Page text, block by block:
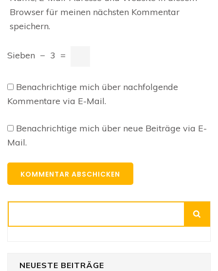
Browser für meinen nächsten Kommentar
speichern.
Sieben − 3 =
Benachrichtige mich über nachfolgende
Kommentare via E-Mail.
Benachrichtige mich über neue Beiträge via E-
Mail.
NEUESTE BEITRÄGE